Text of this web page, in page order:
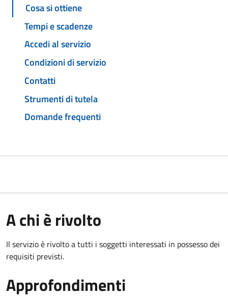
Cosa si ottiene
Tempi e scadenze
Accedi al servizio
Condizioni di servizio
Contatti
Strumenti di tutela
Domande frequenti
A chi è rivolto
Il servizio è rivolto a tutti i soggetti interessati in possesso dei
requisiti previsti.
Approfondimenti